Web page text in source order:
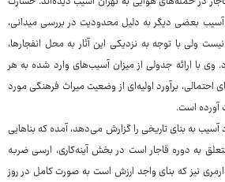
آسیب بعضی دیگر به دلیل محدودیت در بررسی میدانی،
ولی با توجه به نزدیکی این آثار به محل انفجارها،
با ارائه جدولی از میزان آسیب‌های وارد شده به هر
احتمالی، برآورد اولیه‌ای از وضعیت میراث فرهنگی مورد
آورده است.
جدول که حدود ۶۳ مورد آسیب به بنای تاریخی را گزارش می‌دهد، آمده که بناهایی
به دوره قاجار است در بخش آینه‌کاری، ارسی ضربه
نیز که بنای واجد ارزش است به صورت کامل در روز